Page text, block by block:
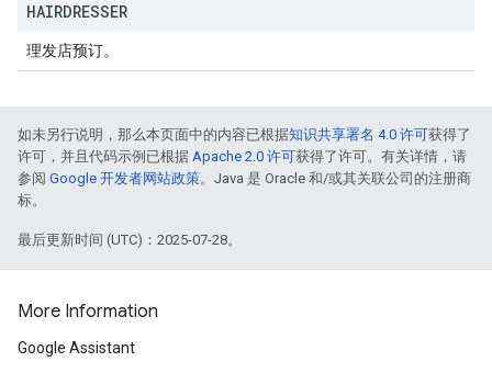
HAIRDRESSER
理发店预订。
如未另行说明，那么本页面中的内容已根据知识共享署名 4.0 许可获得了
许可，并且代码示例已根据 Apache 2.0 许可获得了许可。有关详情，请
参阅 Google 开发者网站政策。Java 是 Oracle 和/或其关联公司的注册商
标。
最后更新时间 (UTC)：2025-07-28。
More Information
Google Assistant